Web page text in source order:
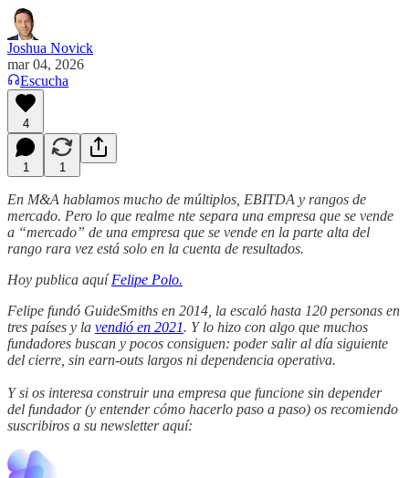
Joshua Novick
mar 04, 2026
Escucha
4
1 1
En M&A hablamos mucho de múltiplos, EBITDA y rangos de
mercado. Pero lo que realme nte separa una empresa que se vende
a “mercado” de una empresa que se vende en la parte alta del
rango rara vez está solo en la cuenta de resultados.
Hoy publica aquíFelipe Polo.
Felipe fundó GuideSmiths en 2014, la escaló hasta 120 personas en
tres países y la vendió en 2021. Y lo hizo con algo que muchos
fundadores buscan y pocos consiguen: poder salir al día siguiente
del cierre, sin earn-outs largos ni dependencia operativa.
Y si os interesa construir una empresa que funcione sin depender
del fundador (y entender cómo hacerlo paso a paso) os recomiendo
suscribiros a su newsletter aquí: